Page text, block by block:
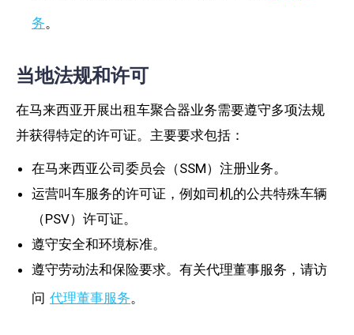
务。
当地法规和许可
在马来西亚开展出租车聚合器业务需要遵守多项法规
并获得特定的许可证。主要要求包括：
在马来西亚公司委员会（SSM）注册业务。
运营叫车服务的许可证，例如司机的公共特殊车辆
（PSV）许可证。
遵守安全和环境标准。
遵守劳动法和保险要求。有关代理董事服务，请访
问 代理董事服务。